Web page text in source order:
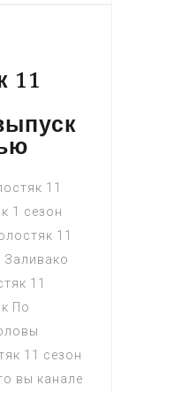
11
11
1 сезон
11
Заливако
11
По
11 сезон
вы канале